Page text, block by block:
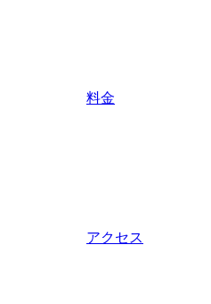
料金
アクセス